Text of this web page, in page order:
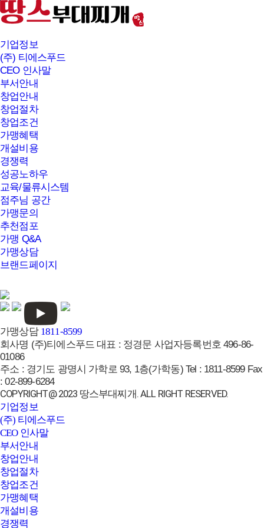
본문바로가기
기업정보
(주) 티에스푸드
CEO 인사말
부서안내
창업안내
창업절차
창업조건
가맹혜택
개설비용
경쟁력
성공노하우
교육/물류시스템
점주님 공간
가맹문의
추천점포
가맹 Q&A
가맹상담
브랜드페이지
가맹상담 1811-8599
회사명 (주)티에스푸드 대표 : 정경문 사업자등록번호 496-86-
01086
주소 : 경기도 광명시 가학로 93, 1층(가학동) Tel : 1811-8599 Fax
:02-899-6284
COPYRIGHT@ 2023 땅스부대찌개. ALL RIGHT RESERVED.
기업정보
(주) 티에스푸드
CEO 인사말
부서안내
창업안내
창업절차
창업조건
가맹혜택
개설비용
경쟁력